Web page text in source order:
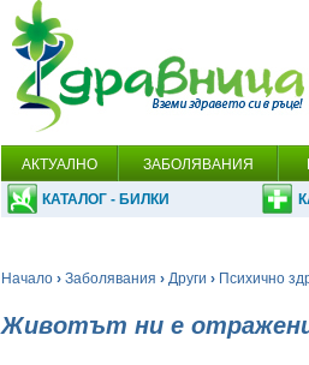
АКТУАЛНО ЗАБОЛЯВАНИЯ
КАТАЛОГ - БИЛКИ
Начало › Заболявания › Други › Психично
Животът ни е